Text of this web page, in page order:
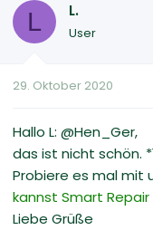
L L.
User
29. Oktober 2020
Hallo L: @Hen_Ger,
das ist nicht schön.
Probiere es mal mit
kannst Smart
Liebe Grüße